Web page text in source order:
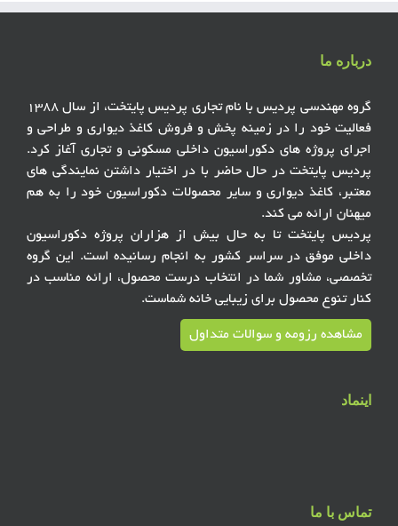
درباره ما
گروه مهندسی پردیس با نام تجاری پردیس پایتخت، از سال ۱۳۸۸
فعالیت خود را در زمینه پخش و فروش کاغذ دیواری و طراحی و
اجرای پروژه های دکوراسیون داخلی مسکونی و تجاری آغاز کرد.
پردیس پایتخت در حال حاضر با در اختیار داشتن نمایندگی های
معتبر، کاغذ دیواری و سایر محصولات دکوراسیون خود را به هم
میهنان ارائه می کند.
پردیس پایتخت تا به حال بیش از هزاران پروژه دکوراسیون
داخلی موفق در سراسر کشور به انجام رسانیده است. این گروه
تخصصی، مشاور شما در انتخاب درست محصول، ارائه مناسب در
کنار تنوع محصول برای زیبایی خانه شماست.
مشاهده رزومه و سوالات متداول
اینماد
تماس با ما